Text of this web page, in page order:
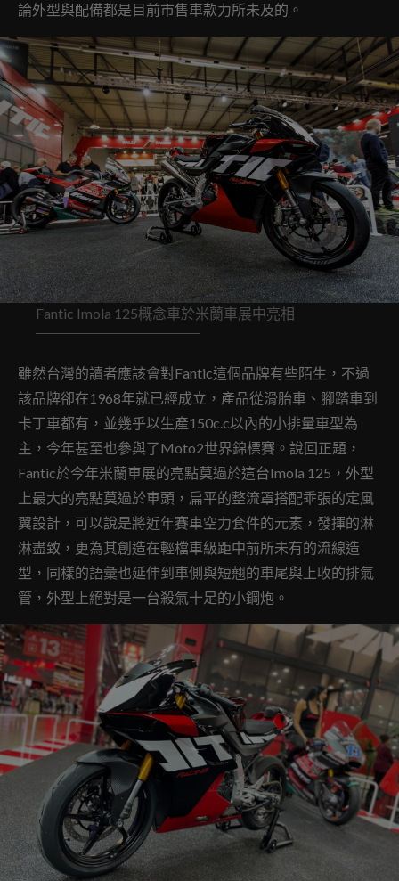
論外型與配備都是目前市售車款力所未及的。
Fantic Imola 125概念車於米蘭車展中亮相
雖然台灣的讀者應該會對Fantic這個品牌有些陌生，不過
該品牌卻在1968年就已經成立，產品從滑胎車、腳踏車到
卡丁車都有，並幾乎以生產150c.c以內的小排量車型為
主，今年甚至也參與了Moto2世界錦標賽。說回正題，
Fantic於今年米蘭車展的亮點莫過於這台Imola 125，外型
上最大的亮點莫過於車頭，扁平的整流罩搭配乖張的定風
翼設計，可以說是將近年賽車空力套件的元素，發揮的淋
淋盡致，更為其創造在輕檔車級距中前所未有的流線造
型，同樣的語彙也延伸到車側與短翹的車尾與上收的排氣
管，外型上絕對是一台殺氣十足的小鋼炮。